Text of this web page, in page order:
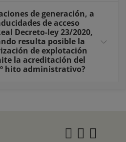
de generación, a
de acceso
Decreto-ley 23/2020,
resulta posible la
de explotación
la acreditación del
hito administrativo?